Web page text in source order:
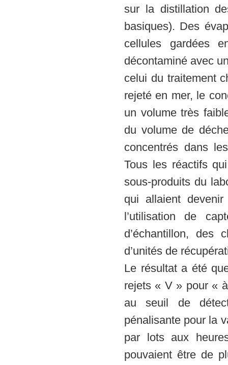
sur la distillation
basiques). Des
cellules gardées
décontaminé avec
celui du traitement
rejeté en mer, le
un volume très
du volume de
concentrés dans
Tous les réactifs
sous-produits du
qui allaient
l’utilisation de
d’échantillon, des
d’unités de
Le résultat a été
rejets « V » pour «
au seuil de
pénalisante pour la
par lots aux
pouvaient être de